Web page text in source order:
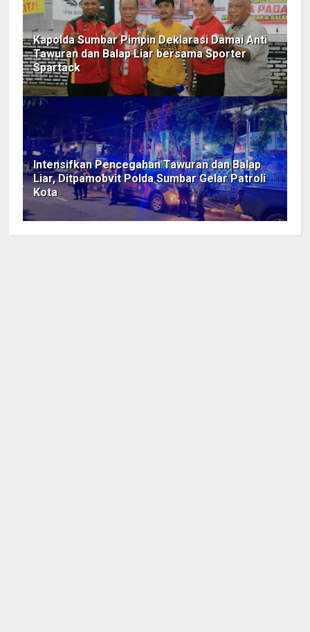
Kapolda Sumbar Pimpin Deklarasi Damai Anti
Tawuran dan Balap Liar bersama Sporter
Spartack
Intensifkan Pencegahan Tawuran dan Balap
Liar, Ditpamobvit Polda Sumbar Gelar Patroli
Kota